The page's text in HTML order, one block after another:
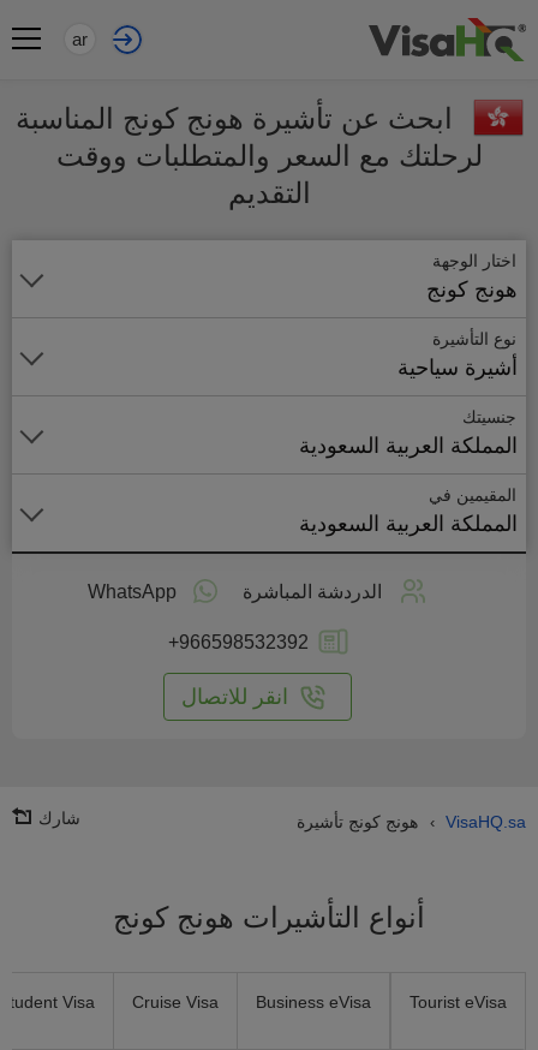
ar
ابحث عن تأشيرة هونج كونج المناسبة
لرحلتك مع السعر والمتطلبات ووقت
التقديم
اختار الوجهة
هونج كونج
نوع التأشيرة
أشيرة سياحية
جنسيتك
المملكة العربية السعودية
المقيمين في
المملكة العربية السعودية
الدردشة المباشرة WhatsApp
+966598532392
انقر للاتصال
VisaHQ.sa
› هونج كونج تأشيرة شارك
أنواع التأشيرات هونج كونج
Tourist eVisa
Business eVisa
Cruise Visa
Student Visa